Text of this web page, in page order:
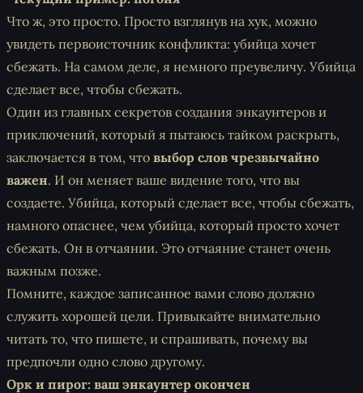
Что ж, это просто. Просто взглянув на хук, можно
увидеть первоисточник конфликта: убийца хочет
сбежать. На самом деле, я немного преувеличу. Убийца
сделает все, чтобы сбежать.
Один из главных секретов создания энкаунтеров и
приключений, который я пытаюсь тайком раскрыть,
заключается в том, что выбор слов чрезвычайно
важен. И он меняет ваше видение того, что вы
создаете. Убийца, который сделает все, чтобы сбежать,
намного опаснее, чем убийца, который просто хочет
сбежать. Он в отчаянии. Это отчаяние станет очень
важным позже.
Помните, каждое записанное вами слово должно
служить хорошей цели. Привыкайте внимательно
читать то, что пишете, и спрашивать, почему вы
предпочли одно слово другому.
Орк и пирог: ваш энкаунтер окончен